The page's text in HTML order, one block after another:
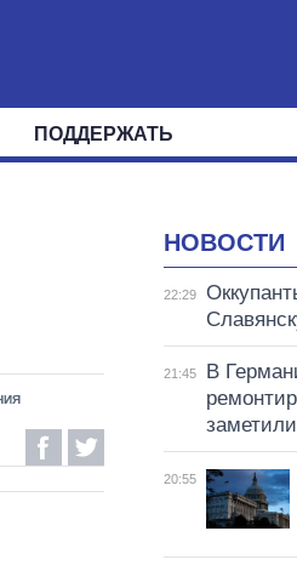
ПОДДЕРЖАТЬ
НОВОСТИ
22:29
21:45
В
20:55